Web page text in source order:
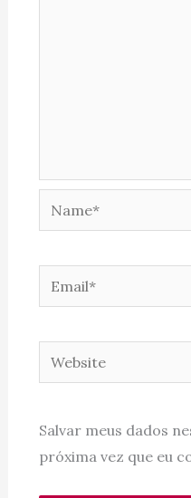
Name*
Email*
Website
Salvar meus dados
próxima vez que eu